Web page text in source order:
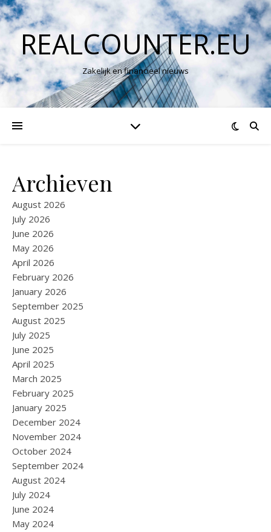
REALCOUNTER.EU
Zakelijk en financieel nieuws
Archieven
August 2026
July 2026
June 2026
May 2026
April 2026
February 2026
January 2026
September 2025
August 2025
July 2025
June 2025
April 2025
March 2025
February 2025
January 2025
December 2024
November 2024
October 2024
September 2024
August 2024
July 2024
June 2024
May 2024